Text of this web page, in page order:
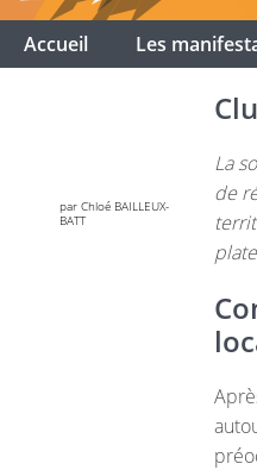
Accueil Les
La
de
par Chloé BAILLEUX-
BATT